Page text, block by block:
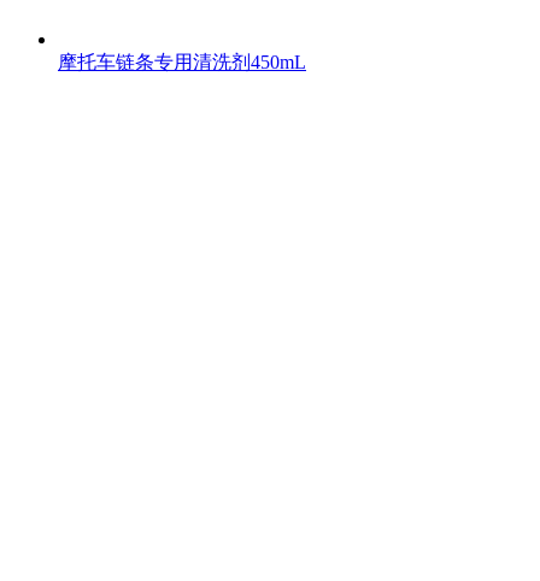
摩托车链条专用清洗剂450mL